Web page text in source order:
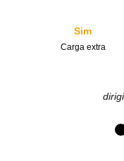
Sim
Carga extra